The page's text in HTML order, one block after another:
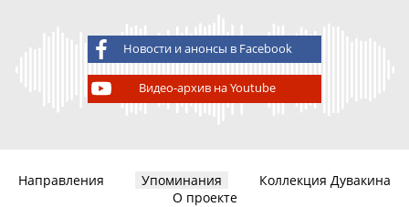
Новости и анонсы в Facebook
Видео-архив на Youtube
Направления Упоминания
Коллекция Дувакина
О проекте